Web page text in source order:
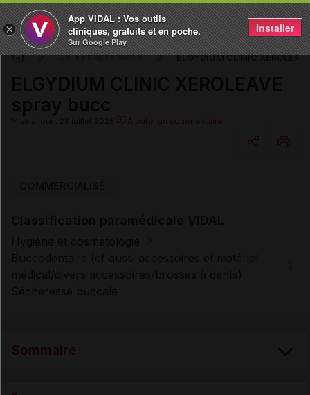
DM & Parapharmacie ELGYDIUM CLINIC
Ajouter un commentaire
Sommaire
×
App VIDAL : Vos outils
cliniques, gratuits et en poche.
Sur Google Play
Installer